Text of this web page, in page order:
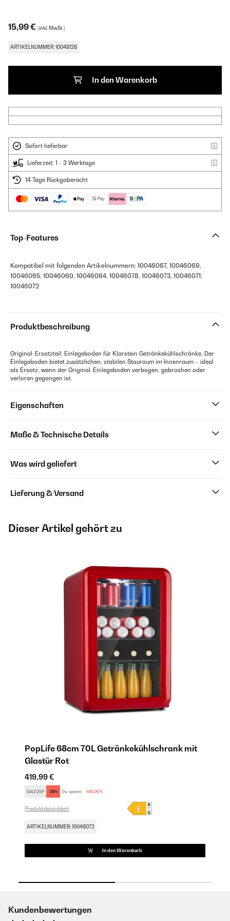
15,99 € (inkl. MwSt.)
ARTIKELNUMMER: 10048128
In den Warenkorb
Sofort lieferbar
Lieferzeit: 1 - 3 Werktage
14 Tage Rückgaberecht
Top-Features
Kompatibel mit folgenden Artikelnummern: 10046067, 10046069,
10046065, 10046060, 10046064, 10046078, 10046073, 10046071,
10046072
Produktbeschreibung
Original-Ersatzteil: Einlegeboden für Klarstein Getränkekühlschränke. Der
Einlegeboden bietet zusätzlichen, stabilen Stauraum im Innenraum – ideal
als Ersatz, wenn der Original-Einlegeboden verbogen, gebrochen oder
verloren gegangen ist.
Eigenschaften
Maße & Technische Details
Was wird geliefert
Lieferung & Versand
Dieser Artikel gehört zu
PopLife 68cm 70L Getränkekühlschrank mit
Glastür​ Rot
419,99 €
SALE25P -25% Du sparst: 105,00 €
Produktdatenblatt
ARTIKELNUMMER: 10046072
In den Warenkorb
Kundenbewertungen